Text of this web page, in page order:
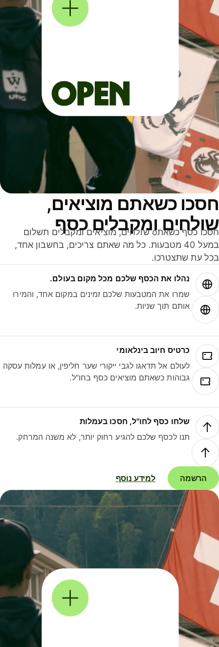
כשאתם מוציאים,
ומקבלים כסף
חסכו כסף כשאתo שולחים, מוציאים ומקבלים תשלום
במעל 40 מטבעות. כל מה שאתם צריכים, בחשבון אחד,
עת שתצטרכו.
נהלו את הכסף שלכם מכל מקום בעולם.
שמרו את המטבעות שלכם זמינים במקום אחד, והמירו
אותם תוך שניות.
כרטיס חיוב בינלאומי
לעולם אל תדאגו לגבי ייקורי שער חליפין, או עמלות עסקה
גבוהות כשאתם מוציאים כסף בחו"ל.
שלחו כסף לחו"ל, חסכו בעמלות
תנו לכסף שלכם להגיע רחוק יותר, לא משנה המרחק.
הרשמה למידע נוסף